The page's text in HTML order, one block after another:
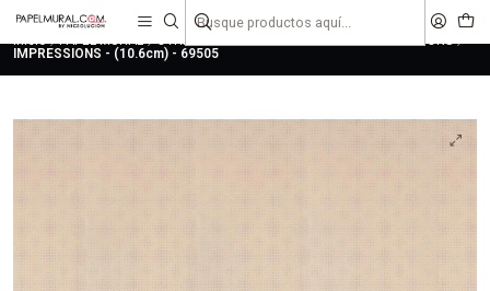
liquidaciones
Inicio PAPEL MURAL OTRAS COLECCIONES
IMPRESSIONS
IMPRESSIONS - (10.6cm) - 69505